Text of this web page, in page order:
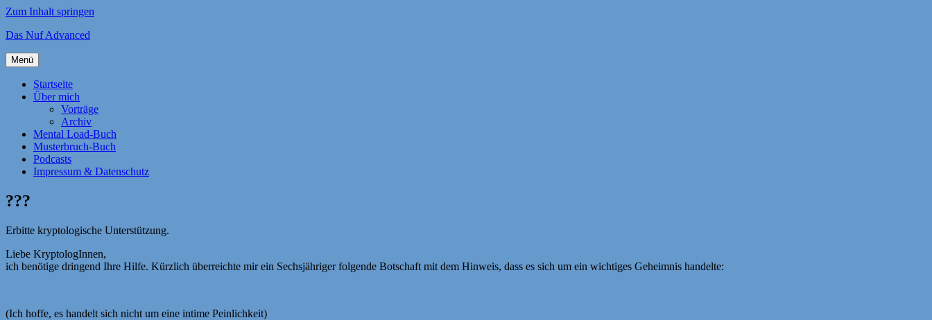
Zum Inhalt springen
Das Nuf Advanced
Menü
Startseite
Über mich
Vorträge
Archiv
Mental Load-Buch
Musterbruch-Buch
Podcasts
Impressum & Datenschutz
???
Erbitte kryptologische Unterstützung.
Liebe KryptologInnen,
ich benötige dringend Ihre Hilfe. Kürzlich überreichte mir ein Sechsjähriger folgende Botschaft mit dem Hinweis, dass es sich um ein wichtiges Geheimnis handelte:
(Ich hoffe, es handelt sich nicht um eine intime Peinlichkeit)